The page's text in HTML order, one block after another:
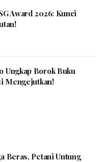
Award 2026: Kunci
Ungkap Borok Buku
Mengejutkan!
Beras, Petani Untung